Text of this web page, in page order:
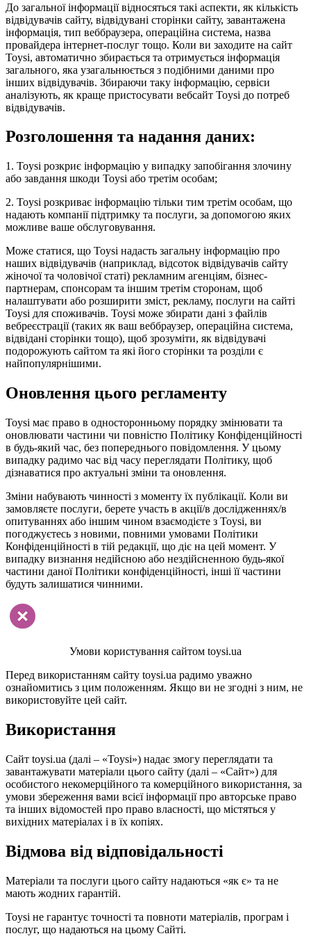
До загальної інформації відносяться такі аспекти, як кількість
відвідувачів сайту, відвідувані сторінки сайту, завантажена
інформація, тип веббраузера, операційна система, назва
провайдера інтернет-послуг тощо. Коли ви заходите на сайт
Toysi, автоматично збирається та отримується інформація
загального, яка узагальнюється з подібними даними про
інших відвідувачів. Збираючи таку інформацію, сервіси
аналізують, як краще пристосувати вебсайт Toysi до потреб
відвідувачів.
Розголошення та надання даних:
1. Toysi розкриє інформацію у випадку запобігання злочину
або завдання шкоди Toysi або третім особам;
2. Toysi розкриває інформацію тільки тим третім особам, що
надають компанії підтримку та послуги, за допомогою яких
можливе ваше обслуговування.
Може статися, що Toysi надасть загальну інформацію про
наших відвідувачів (наприклад, відсоток відвідувачів сайту
жіночої та чоловічої статі) рекламним агенціям, бізнес-
партнерам, спонсорам та іншим третім сторонам, щоб
налаштувати або розширити зміст, рекламу, послуги на сайті
Toysi для споживачів. Toysi може збирати дані з файлів
вебреєстрації (таких як ваш веббраузер, операційна система,
відвідані сторінки тощо), щоб зрозуміти, як відвідувачі
подорожують сайтом та які його сторінки та розділи є
найпопулярнішими.
Оновлення цього регламенту
Toysi має право в односторонньому порядку змінювати та
оновлювати частини чи повністю Політику Конфіденційності
в будь-який час, без попереднього повідомлення. У цьому
випадку радимо час від часу переглядати Політику, щоб
дізнаватися про актуальні зміни та оновлення.
Зміни набувають чинності з моменту їх публікації. Коли ви
замовляєте послуги, берете участь в акції/в дослідженнях/в
опитуваннях або іншим чином взаємодієте з Toysi, ви
погоджуєтесь з новими, повними умовами Політики
Конфіденційності в тій редакції, що діє на цей момент. У
випадку визнання недійсною або нездійсненною будь-якої
частини даної Політики конфіденційності, інші її частини
будуть залишатися чинними.
Умови користування сайтом toysi.ua
Перед використанням сайту toysi.ua радимо уважно
ознайомитись з цим положенням. Якщо ви не згодні з ним, не
використовуйте цей сайт.
Використання
Сайт toysi.ua (далі – «Toysi») надає змогу переглядати та
завантажувати матеріали цього сайту (далі – «Сайт») для
особистого некомерційного та комерційного використання, за
умови збереження вами всієї інформації про авторське право
та інших відомостей про право власності, що містяться у
вихідних матеріалах і в їх копіях.
Відмова від відповідальності
Матеріали та послуги цього сайту надаються «як є» та не
мають жодних гарантій.
Toysi не гарантує точності та повноти матеріалів, програм і
послуг, що надаються на цьому Сайті.